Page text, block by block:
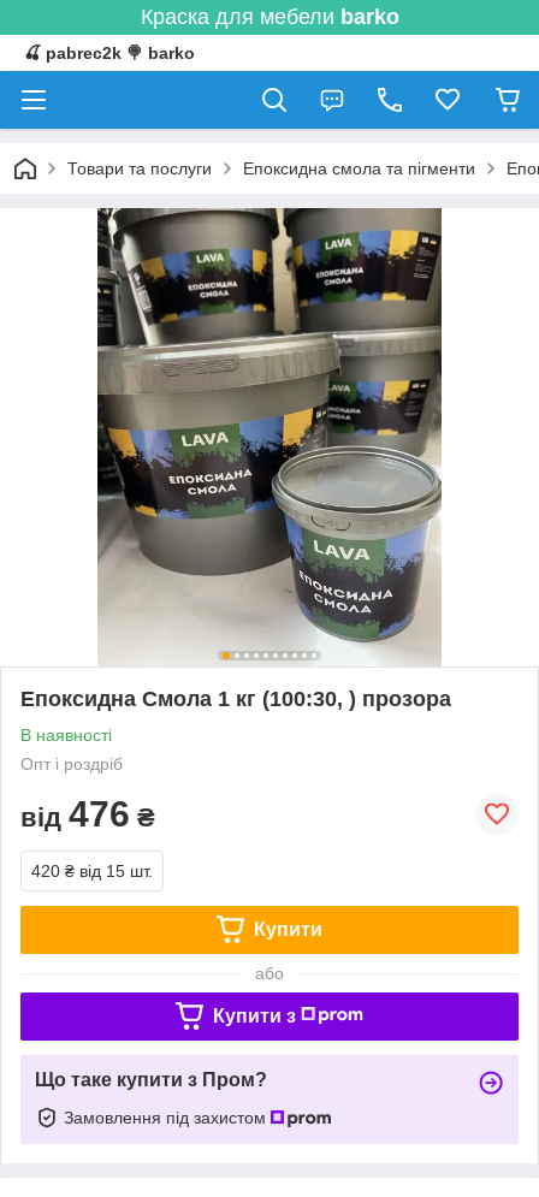
Краска для мебели barko
🍒 pabrec2k 🍭 barko
Товари та послуги Епоксидна смола та пігменти
Епоксидна Смола 1 кг (100:30, ) прозора
В наявності
Опт і роздріб
від 476 ₴
420 ₴ від 15 шт.
Купити
або
Купити з
Що таке купити з Пром?
Замовлення під захистом